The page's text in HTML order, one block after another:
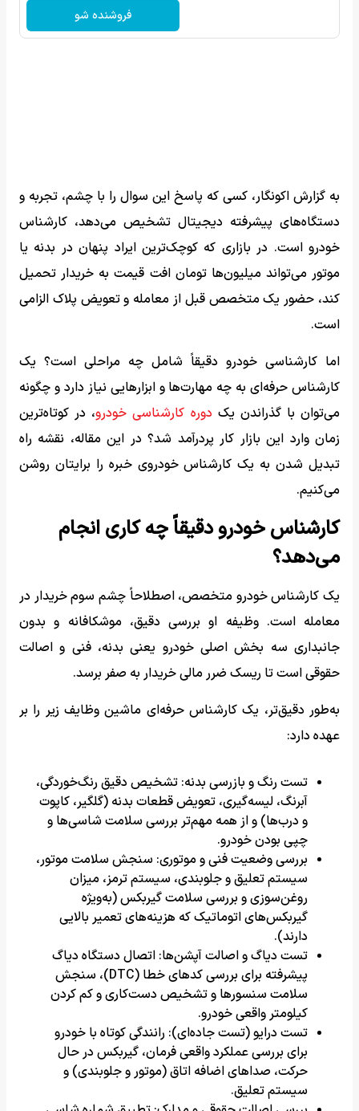
فروشنده شو
به گزارش اکونگار، کسی که پاسخ این سوال را با چشم، تجربه و
دستگاه‌های پیشرفته دیجیتال تشخیص می‌دهد، کارشناس
خودرو است. در بازاری که کوچک‌ترین ایراد پنهان در بدنه یا
موتور می‌تواند میلیون‌ها تومان افت قیمت به خریدار تحمیل
کند، حضور یک متخصص قبل از معامله و تعویض پلاک الزامی
است.
اما کارشناسی خودرو دقیقاً شامل چه مراحلی است؟ یک
کارشناس حرفه‌ای به چه مهارت‌ها و ابزارهایی نیاز دارد و چگونه
می‌توان با گذراندن یک دوره کارشناسی خودرو، در کوتاه‌ترین
زمان وارد این بازار کار پردرآمد شد؟ در این مقاله، نقشه راه
تبدیل شدن به یک کارشناس خودروی خبره را برایتان روشن
می‌کنیم.
کارشناس خودرو دقیقاً چه کاری انجام
می‌دهد؟
یک کارشناس خودرو متخصص، اصطلاحاً چشم سوم خریدار در
معامله است. وظیفه او بررسی دقیق، موشکافانه و بدون
جانبداری سه بخش اصلی خودرو یعنی بدنه، فنی و اصالت
حقوقی است تا ریسک ضرر مالی خریدار به صفر برسد.
به‌طور دقیق‌تر، یک کارشناس حرفه‌ای ماشین وظایف زیر را بر
عهده دارد:
تست رنگ و بازرسی بدنه: تشخیص دقیق رنگ‌خوردگی،
آبرنگ، لیسه‌گیری، تعویض قطعات بدنه (گلگیر، کاپوت
و درب‌ها) و از همه مهم‌تر بررسی سلامت شاسی‌ها و
چپی بودن خودرو.
بررسی وضعیت فنی و موتوری: سنجش سلامت موتور،
سیستم تعلیق و جلوبندی، سیستم ترمز، میزان
روغن‌سوزی و بررسی سلامت گیربکس (به‌ویژه
گیربکس‌های اتوماتیک که هزینه‌های تعمیر بالایی
دارند).
تست دیاگ و اصالت آپشن‌ها: اتصال دستگاه دیاگ
پیشرفته برای بررسی کدهای خطا (DTC)، سنجش
سلامت سنسورها و تشخیص دست‌کاری و کم کردن
کیلومتر واقعی خودرو.
تست درایو (تست جاده‌ای): رانندگی کوتاه با خودرو
برای بررسی عملکرد واقعی فرمان، گیربکس در حال
حرکت، صداهای اضافه اتاق (موتور و جلوبندی) و
سیستم تعلیق.